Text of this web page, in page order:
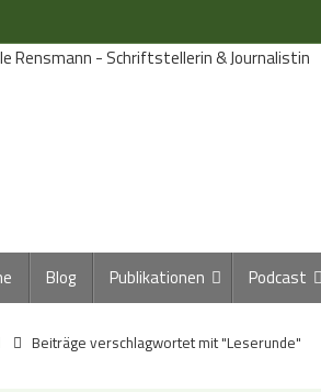
Blog Publikationen Podcast
StartBeiträge verschlagwortet mit "Leserunde"